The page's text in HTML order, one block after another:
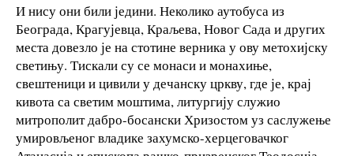
И нису они били једини. Неколико аутобуса из
Београда, Крагујевца, Краљева, Новог Сада и других
места довезло је на стотине верника у ову метохијску
светињу. Тискали су се монаси и монахиње,
свештеници и цивили у дечанску цркву, где је, крај
кивота са светим моштима, литургију служио
митрополит дабро-босански Хризостом уз саслужење
умировљеног владике захумско-херцеговачког